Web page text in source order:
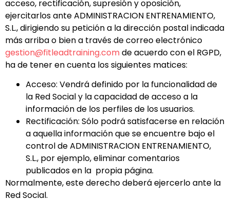
acceso, rectificación, supresión y oposición,
ejercitarlos ante ADMINISTRACION ENTRENAMIENTO,
S.L., dirigiendo su petición a la dirección postal indicada
más arriba o bien a través de correo electrónico
gestion@fitleadtraining.comde acuerdo con el RGPD,
ha de tener en cuenta los siguientes matices:
Acceso: Vendrá definido por la funcionalidad de
la Red Social y la capacidad de acceso a la
información de los perfiles de los usuarios.
Rectificación: Sólo podrá satisfacerse en relación
a aquella información que se encuentre bajo el
control de ADMINISTRACION ENTRENAMIENTO,
S.L., por ejemplo, eliminar comentarios
publicados en la propia página.
Normalmente, este derecho deberá ejercerlo ante la
Red Social.